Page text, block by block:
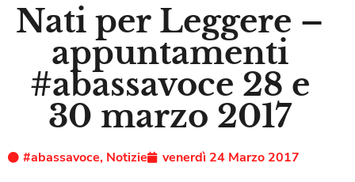
Nati per Leggere –
appuntamenti
#abassavoce 28 e
30 marzo 2017
#abassavoce, Notizie
venerdì 24 Marzo 2017